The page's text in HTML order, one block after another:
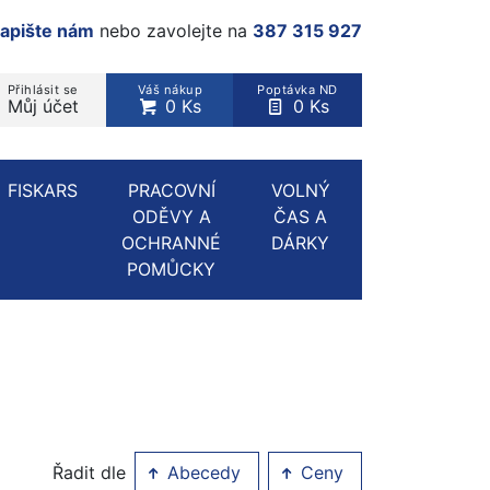
nám nebo zavolejte na 387 315 927
Přihlásit se
Můj účet
Váš nákup
0 Ks
Poptávka ND
0 Ks
kategorie...
FISKARS
PRACOVNÍ
ODĚVY A
OCHRANNÉ
POMŮCKY
VOLNÝ
ČAS A
DÁRKY
Řadit dle Abecedy Ceny